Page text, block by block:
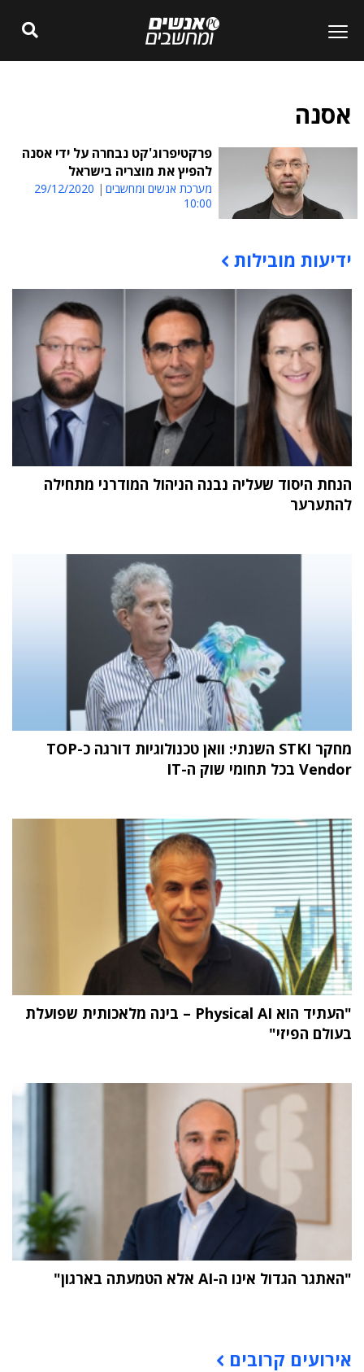
אסנה
פרקטיפרוג'קט נבחרה על ידי אסנה
להפיץ את מוצריה בישראל
מערכת אנשים ומחשבים
29/12/2020
10:00
תוכן פרסומי
ידיעות מובילות
הנחת היסוד שעליה נבנה הניהול המודרני מתחילה
להתערער
מחקר STKI השנתי: וואן טכנולוגיות דורגה כ-TOP
Vendor בכל תחומי שוק ה-IT
"העתיד הוא Physical AI – בינה מלאכותית שפועלת
בעולם הפיזי"
"האתגר הגדול אינו ה-AI אלא הטמעתה בארגון"
אירועים קרובים